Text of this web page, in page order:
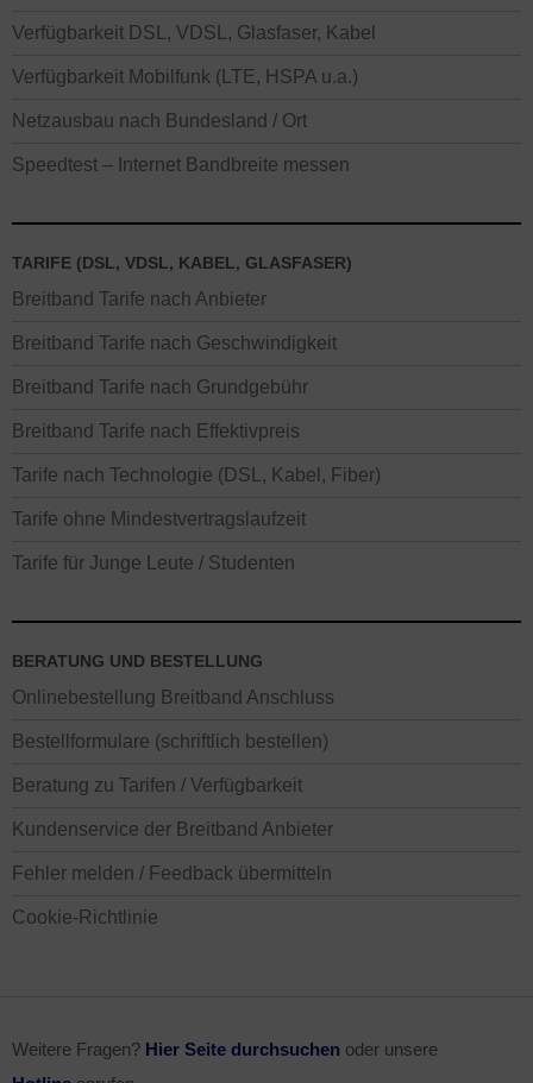
Verfügbarkeit DSL, VDSL, Glasfaser, Kabel
Verfügbarkeit Mobilfunk (LTE, HSPA u.a.)
Netzausbau nach Bundesland / Ort
Speedtest – Internet Bandbreite messen
TARIFE (DSL, VDSL, KABEL, GLASFASER)
Breitband Tarife nach Anbieter
Breitband Tarife nach Geschwindigkeit
Breitband Tarife nach Grundgebühr
Breitband Tarife nach Effektivpreis
Tarife nach Technologie (DSL, Kabel, Fiber)
Tarife ohne Mindestvertragslaufzeit
Tarife für Junge Leute / Studenten
BERATUNG UND BESTELLUNG
Onlinebestellung Breitband Anschluss
Bestellformulare (schriftlich bestellen)
Beratung zu Tarifen / Verfügbarkeit
Kundenservice der Breitband Anbieter
Fehler melden / Feedback übermitteln
Cookie-Richtlinie
Weitere Fragen? Hier Seite durchsuchen oder unsere